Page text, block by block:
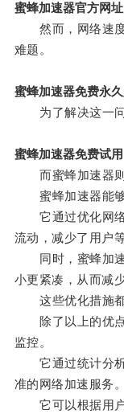
蜜蜂加速器官方网址
然而，网络速度
难题。
蜜蜂加速器免费永
为了解决这一问
蜜蜂加速器免费试用
而蜜蜂加速器则
蜜蜂加速器能够
它通过优化网络
流动，减少了用户
同时，蜜蜂加速
小更紧凑，从而减
这些优化措施都
除了以上的优点
监控。
它通过统计分析
准的网络加速服务。
它可以根据用户